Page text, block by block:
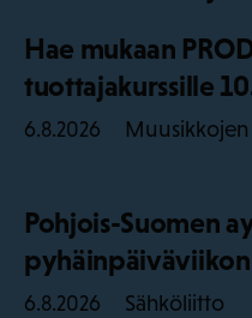
Hae mukaan
tuottajakurssille
6.8.2026
Pohjois-Suomen
6.8.2026 Sähköliitto